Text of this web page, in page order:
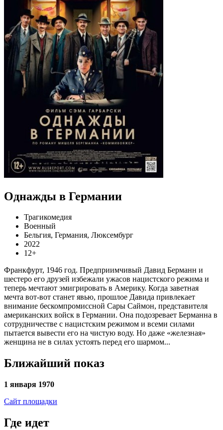
Однажды в Германии
Трагикомедия
Военный
Бельгия, Германия, Люксембург
2022
12+
Франкфурт, 1946 год. Предприимчивый Давид Берманн и
шестеро его друзей избежали ужасов нацистского режима и
теперь мечтают эмигрировать в Америку. Когда заветная
мечта вот-вот станет явью, прошлое Давида привлекает
внимание бескомпромиссной Сары Саймон, представителя
американских войск в Германии. Она подозревает Берманна в
сотрудничестве с нацистским режимом и всеми силами
пытается вывести его на чистую воду. Но даже «железная»
женщина не в силах устоять перед его шармом...
Ближайший показ
1 января 1970
Сайт площадки
Где идет